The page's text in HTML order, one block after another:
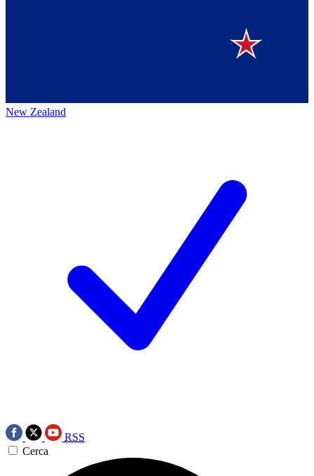
New Zealand
RSS
Cerca